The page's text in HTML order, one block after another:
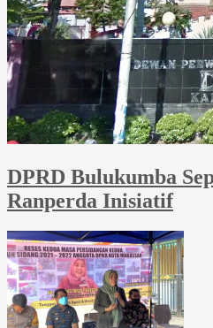
DPRD Bulukumba
Ranperda Inisiatif